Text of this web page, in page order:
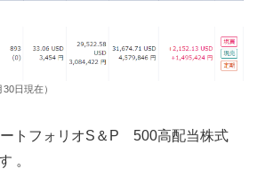
日現在）
ートフォリオS＆P 500高配当株式
。